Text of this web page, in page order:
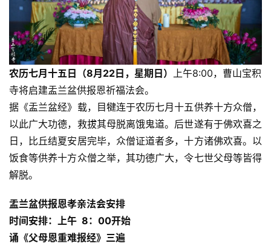
访
谈
心
乐
菩
专
题
公
慈
善
农历七月十五日（8月22日，星期日）
上午8:00，曹山宝积
寺将启建盂兰盆供报恩祈福法会。
据《盂兰盆经》载，目犍连于农历七月十五供养十方众僧，
以此广大功德，救拔其母脱离饿鬼道。后世遂有于佛欢喜之
日，比丘结夏安居完毕，众僧证道者多，十方诸佛欢喜。以
饭食等供养十方众僧之举，其功德广大，令七世父母等皆得
解脱。
盂兰盆供报恩孝亲法会安排
时间安排：
上午 8：00开始
诵《父母恩重难报经》三遍